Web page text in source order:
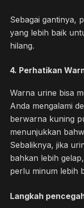
Sebagai gantinya,
yang lebih baik
hilang.
4. Perhatikan
Warna urine bisa
Anda mengalami
berwarna kuning
menunjukkan
Sebaliknya, jika
bahkan lebih
perlu minum lebih
Langkah